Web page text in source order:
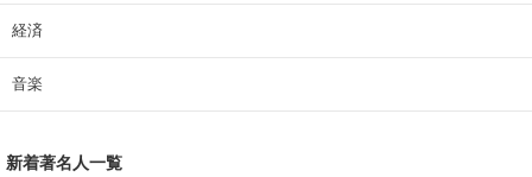
経済
音楽
新着著名人一覧